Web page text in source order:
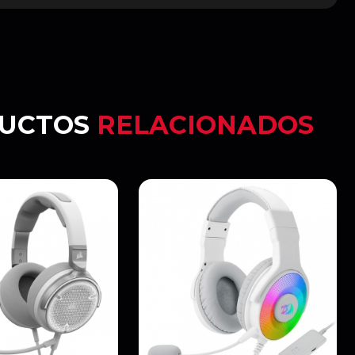
RELACIONADOS